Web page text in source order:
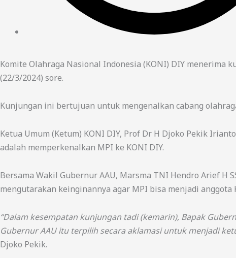
Komite Olahraga Nasional Indonesia (KONI) DIY menerima
(22/3/2024) sore.
Kunjungan ini bertujuan untuk mengenalkan cabang
Ketua Umum (Ketum) KONI DIY, Prof Dr H Djoko Pekik
adalah memperkenalkan MPI ke KONI DIY.
Bersama Wakil Gubernur AAU, Marsma TNI Hendro Arief H
mengutarakan keinginannya agar MPI bisa menjadi anggota
“Dalam kesempatan kunjungan tadi (kemarin), Bapak
Gubernur AAU itu terpilih secara aklamasi untuk menjadi
Djoko Pekik.